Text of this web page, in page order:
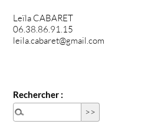
Leïla CABARET
06.38.86.91.15
leila.cabaret@gmail.com
Rechercher :